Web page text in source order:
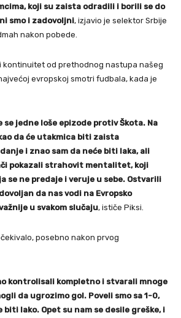
koji su zaista odradili i borili se do
smo i zadovoljni, izjavio je selektor Srbije
nakon pobede.
kontinuitet od prethodnog nastupa našeg
evropskoj smotri fudbala, kada je
jedne loše epizode protiv Škota. Na
da će utakmica biti zaista
i znao sam da neće biti laka, ali
pokazali strahovit mentalitet, koji
se ne predaje i veruje u sebe. Ostvarili
da nas vodi na Evropsko
u svakom slučaju, ističe Piksi.
posebno nakon prvog
kontrolisali kompletno i stvarali mnoge
da ugrozimo gol. Poveli smo sa 1-0,
biti lako. Opet su nam se desile greške, i